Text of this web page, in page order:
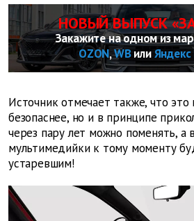
НОВЫЙ ВЫПУСК
Закажите на одном из
OZON,WBили
Источник отмечает также, что
безопаснее, но и в принципе
через пару лет можно поменять, а
мультимедийки к тому моменту
устаревшим!